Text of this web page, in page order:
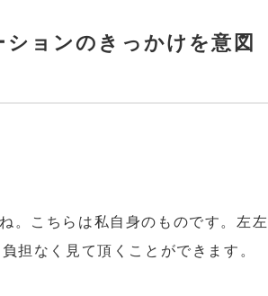
ョンのきっかけを意図
。こちらは私自身のものです。左左
担なく見て頂くことができます。